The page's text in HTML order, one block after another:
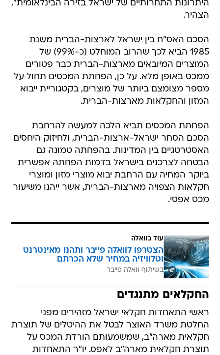
היתרונות התחרותיים של ישראל בזירה הבינלאומית",
הצהיר.
הסכם האס"ח בין ישראל לארצות-הברית משנת
1985 הביא לכך שהרוב המוחלט (כ-99%) של
המוצרים המיובאים מארצות-הברית כבר פטורים
ממכס באופן מלא. על כן, הפחתת המכסים תחול על
מספר מצומצם ביותר של מוצרים, בקטגוריית ייבוא
המזון והחקלאות מארצות-הברית.
הפחתת המכסים תביא הלכה למעשה להרחבת
הסכם הסחר ישראל-ארצות-הברית, ולחיזוק היחסים
האסטרטגיים בין המדינות. בהפחתה טמונה גם
הבטחה לצרכנים בישראל בדמות הפחתה אפשרית
ביוקר המחיה עם הרחבת יבוא מוצרי מזון ומוצרי
חקלאות הצפויה מארצות-הברית, אשר ייהנו משיעור
מכס אפסי.
עוד בוואלה
הצטרפו לוואלה פייבר ותהנו מאינטרנט
וטלוויזיה במחיר שלא הכרתם
בשיתוף וואלה פייבר
החקלאים מתנגדים
ראשי התאחדות חקלאי ישראל מזהירים מפני
החלטת משרד האוצר לבטל את ההיטלים של תוצרת
חקלאית מארה"ב, שמשמעותם הורדת המכס על
תוצרת חקלאית מארה"ב לאפס. יו"ר התאחדות